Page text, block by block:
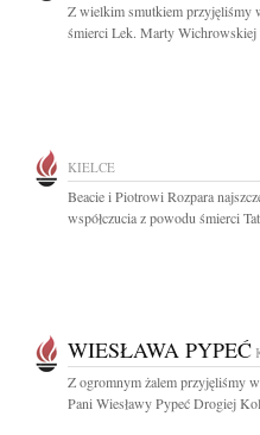
Z wielkim smutkiem przyjęliśmy
śmierci Lek. Marty Wichrowskiej
KIELCE
Beacie i Piotrowi Rozpara
współczucia z powodu śmierci
WIESŁAWA PYPEĆ
Z ogromnym żalem przyjęliśmy
Pani Wiesławy Pypeć Drogiej